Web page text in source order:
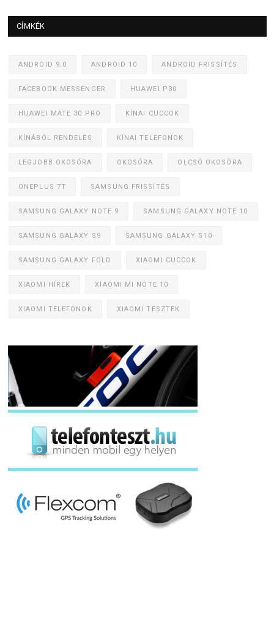
CÍMKÉK
ANDROID 9.0 ANDROID 10 ANDROID FRISSÍTÉS
FACEBOOK MESSENGER HUAWEI P30
HUAWEI MATE 30 PRO KÍNAI CUCCOK
KÍNÁBÓL RENDELÉS KÍNAI TELEFONOK
LEGJOBB OKOSÓRA OKOSÓRA OLCSÓ OKOSÓRA
ONEPLUS 7T SAMSUNG FRISSÍTÉS
SAMSUNG GALAXY NOTE 9 SAMSUNG GALAXY NOTE 10
SAMSUNG GALAXY S9 SAMSUNG GALAXY S10
SAMSUNG GALAXY FOLD XIAOMI CUCCOK
XIAOMI HÍREK XIAOMI MI NOTE 10
XIAOMI TELEFONOK XIAOMI TESZTEK